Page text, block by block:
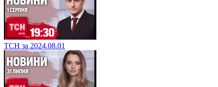
ТСН за 2024.08.01